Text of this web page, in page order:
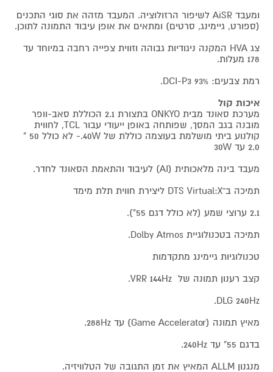
ומעבד AiSR לשיפור הרזולוציה. המעבד מזהה את סוגי התכנים
(ספורט, גיימינג, סרטים) ומתאים את אופן עיבוד התמונה לתוכן.
צג HVA המקנה ניגודיות גבוהה וזווית צפייה רחבה במיוחד עד
178 מעלות.
רמת צבעים: DCI-P3 93%.
איכות קול
מערכת סאונד מבית ONKYO בתצורת 2.1 הכוללת סאב-וופר
מובנה בגב המסך, שפותחה באופן ייעודי עבור TCL, לחווית
קולנוע ביתי מושלמת בעוצמה כוללת של 40W.- לא כולל 50 "
2.0 עד 30W
מעבד בינה מלאכותית (AI) לעיבוד והתאמת הסאונד לחדר.
תמיכה ב־DTS Virtual:X ליצירת חווית תלת מימד
2.1 ערוצי שמע (לא כולל דגם 55").
תמיכה בטכנולוגיית Dolby Atmos.
טכנולוגיות גיימינג מתקדמות
קצב רענון תמונה של VRR 144Hz.
DLG 240Hz.
מאיץ תמונה (Game Accelerator) עד 288Hz.
בדגם 55" עד 240Hz.
מנגנון ALLM המאיץ את זמן התגובה של הטלוויזיה.